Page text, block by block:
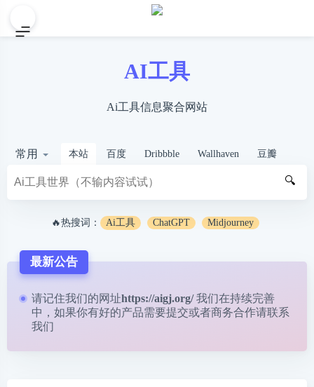
AI工具
Ai工具信息聚合网站
常用 本站 百度 Dribbble Wallhaven 豆瓣
🔍
🔥热搜词： Ai工具 ChatGPT Midjourney
最新公告
请记住我们的网址https://aigj.org/ 我们在持续完善
中，如果你有好的产品需要提交或者商务合作请联系
我们